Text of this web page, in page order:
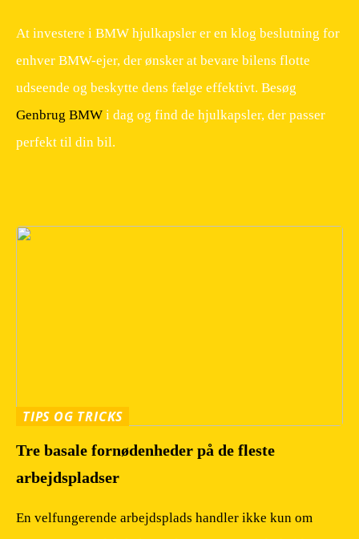
At investere i BMW hjulkapsler er en klog beslutning for
enhver BMW-ejer, der ønsker at bevare bilens flotte
udseende og beskytte dens fælge effektivt. Besøg
Genbrug BMW i dag og find de hjulkapsler, der passer
perfekt til din bil.
TIPS OG TRICKS
Tre basale fornødenheder på de fleste
arbejdspladser
En velfungerende arbejdsplads handler ikke kun om